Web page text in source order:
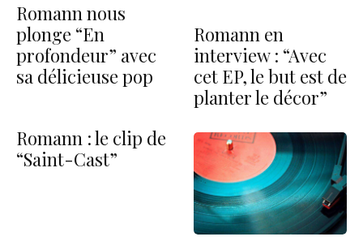
Romann nous
plonge “En
profondeur” avec
sa délicieuse pop
Romann : le clip de
“Saint-Cast”
Romann en
interview : “Avec
cet EP, le but est de
planter le décor”